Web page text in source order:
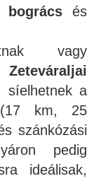
bográcsés
vagy
Zeteváraljai
síelhetnek a
km, 25
szánkózási
pedig
ideálisak,